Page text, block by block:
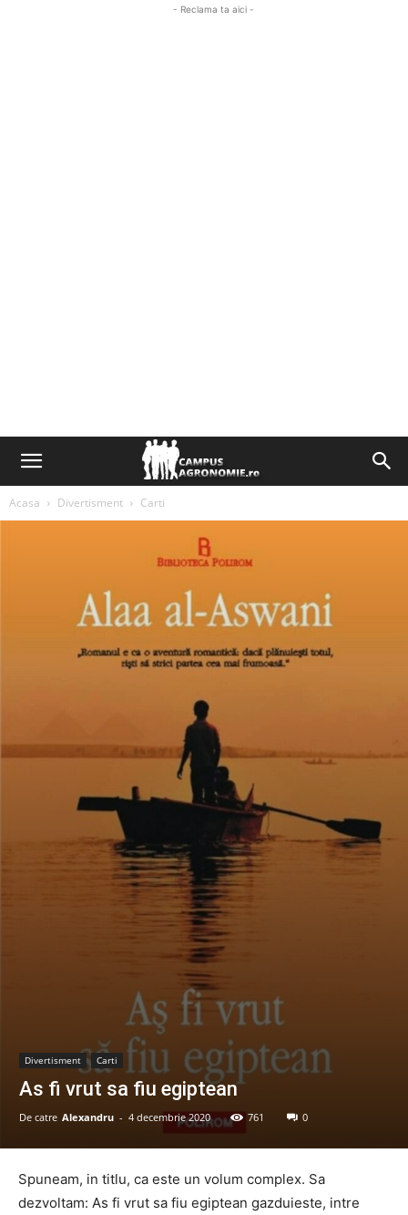
- Reclama ta aici -
Acasa Divertisment Carti
Divertisment Carti
As fi vrut sa fiu egiptean
De catre Alexandru - 4 decembrie 2020 761 0
Spuneam, in titlu, ca este un volum complex. Sa
dezvoltam: As fi vrut sa fiu egiptean gazduieste, intre